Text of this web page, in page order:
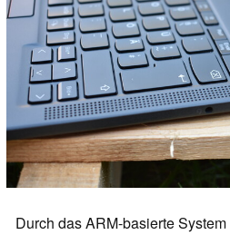
Durch das ARM-basierte